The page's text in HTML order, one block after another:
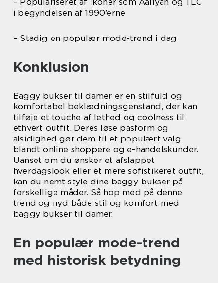
i begyndelsen af 1990’erne
– Stadig en populær mode-trend i dag
Konklusion
Baggy bukser til damer er en stilfuld og
komfortabel beklædningsgenstand, der kan
tilføje et touche af lethed og coolness til
ethvert outfit. Deres løse pasform og
alsidighed gør dem til et populært valg
blandt online shoppere og e-handelskunder.
Uanset om du ønsker et afslappet
hverdagslook eller et mere sofistikeret outfit,
kan du nemt style dine baggy bukser på
forskellige måder. Så hop med på denne
trend og nyd både stil og komfort med
baggy bukser til damer.
En populær mode-trend
med historisk betydning